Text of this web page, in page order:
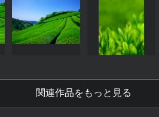
関連作品をもっと見る